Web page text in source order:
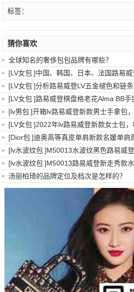
标签：
猜你喜欢
全球知名的奢侈包包品牌有哪些？
[LV女包 ]中国、韩国、日本、法国路易
[LV女包 ]分析路易威登LV五金褪色和链
[LV女包 ]路易威登棋盘格老花Alma BB
[lv男包 ]开箱lv路易威登新款男士手拿包
[LV女包 ]2022年lv路易威登新款女士包，
[Dior包 ]迪奥高等真皮单肩新款名媛单肩
[lv水波纹包 ]M50013水波纹黑色路易威
[lv水波纹包 ]M50013路易威登新走秀款
汤丽柏琦的品牌定位及档次是怎样的？